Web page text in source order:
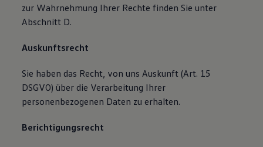
zur Wahrnehmung Ihrer Rechte finden Sie unter
Abschnitt D.
Auskunftsrecht
Sie haben das Recht, von uns Auskunft (Art. 15
DSGVO) über die Verarbeitung Ihrer
personenbezogenen Daten zu erhalten.
Berichtigungsrecht